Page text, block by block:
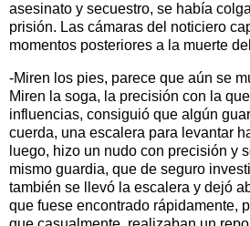
asesinato y secuestro, se había
prisión. Las cámaras del noticiero
momentos posteriores a la muerte
-Miren los pies, parece que aún se
Miren la soga, la precisión con la
influencias, consiguió que algún
cuerda, una escalera para levantar
luego, hizo un nudo con precisión y
mismo guardia, que de seguro
también se llevó la escalera y dejó
que fuese encontrado rápidamente,